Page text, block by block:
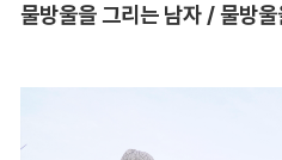
물방울을 그리는 남자 / 물방